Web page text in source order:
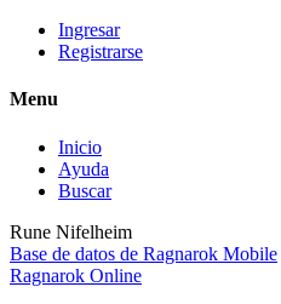
Ingresar
Registrarse
Menu
Inicio
Ayuda
Buscar
Rune Nifelheim
Base de datos de Ragnarok Mobile
Ragnarok Online